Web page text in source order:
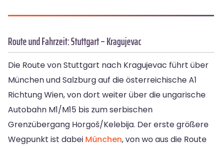
Route und Fahrzeit: Stuttgart – Kragujevac
Die Route von Stuttgart nach Kragujevac führt über
München und Salzburg auf die österreichische A1
Richtung Wien, von dort weiter über die ungarische
Autobahn M1/M15 bis zum serbischen
Grenzübergang Horgoš/Kelebija. Der erste größere
Wegpunkt ist dabei München, von wo aus die Route